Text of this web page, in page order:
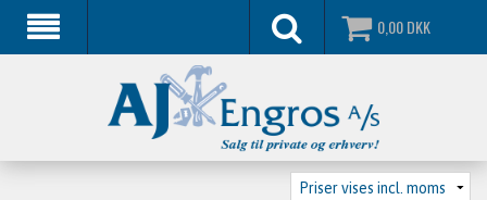
0,00DKK